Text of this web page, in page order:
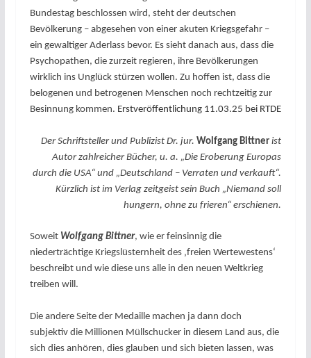
Bundestag beschlossen wird, steht der deutschen
Bevölkerung – abgesehen von einer akuten Kriegsgefahr –
ein gewaltiger Aderlass bevor. Es sieht danach aus, dass die
Psychopathen, die zurzeit regieren, ihre Bevölkerungen
wirklich ins Unglück stürzen wollen. Zu hoffen ist, dass die
belogenen und betrogenen Menschen noch rechtzeitig zur
Besinnung kommen. Erstveröffentlichung 11.03.25 bei RTDE
Der Schriftsteller und Publizist Dr. jur.Wolfgang Bittner ist
Autor zahlreicher Bücher, u. a. „Die Eroberung Europas
durch die USA“ und „Deutschland – Verraten und verkauft“.
Kürzlich ist im Verlag zeitgeist sein Buch „Niemand soll
hungern, ohne zu frieren“ erschienen.
Soweit Wolfgang Bittner, wie er feinsinnig die
niederträchtige Kriegslüsternheit des ‚freien Wertewestens‘
beschreibt und wie diese uns alle in den neuen Weltkrieg
treiben will.
Die andere Seite der Medaille machen ja dann doch
subjektiv die Millionen Müllschucker in diesem Land aus, die
sich dies anhören, dies glauben und sich bieten lassen, was